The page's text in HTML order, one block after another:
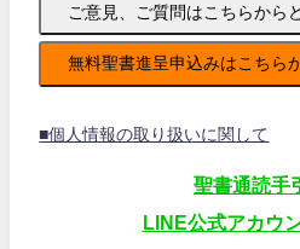
ご意見、ご質問はこちらから
無料聖書進呈申込みはこちら
■個人情報の取り扱いに関して
聖書通読手
LINE公式アカウ